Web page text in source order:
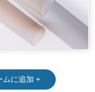
ムに追加 +